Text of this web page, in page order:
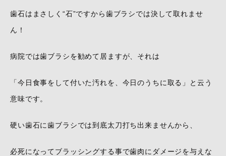
歯石はまさしく“石”ですから歯ブラシでは決して取れませ
ん！
病院では歯ブラシを勧めて居ますが、それは
「今日食事をして付いた汚れを、今日のうちに取る」と云う
意味です。
硬い歯石に歯ブラシでは到底太刀打ち出来ませんから、
必死になってブラッシングする事で歯肉にダメージを与えな